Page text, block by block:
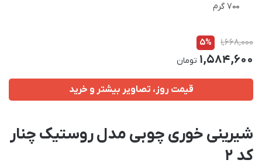
700 گرم
1,668,000
5%
1,584,600 تومان
قیمت روز، تصاویر بیشتر و خرید
شیرینی خوری چوبی مدل روستیک چنار
کد 2